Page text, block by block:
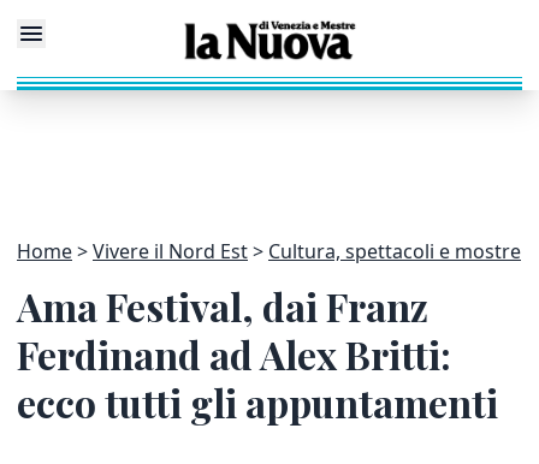
Home Vivere il Nord Est Cultura, spettacoli e mostre
Ama Festival, dai Franz
Ferdinand ad Alex Britti:
ecco tutti gli appuntamenti